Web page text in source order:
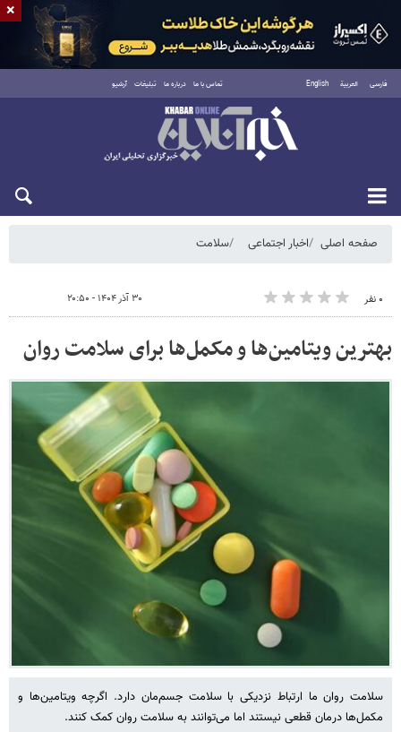
فارسی العربية English تماس با ما درباره ما تبلیغات آرشیو
شنبه ۱۷ مرداد ۱۴۰۵
صفحه اصلی اخبار اجتماعی سلامت
۰ نفر ۳۰ آذر ۱۴۰۴ - ۲۰:۵۰
بهترین ویتامین‌ها و مکمل‌ها برای سلامت روان
سلامت روان ما ارتباط نزدیکی با سلامت جسم‌مان دارد. اگرچه ویتامین‌ها و
مکمل‌ها درمان قطعی نیستند اما می‌توانند به سلامت روان کمک کنند.
×